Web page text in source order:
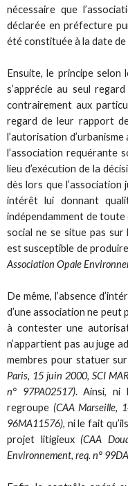
nécessaire que
déclarée en préfecture
été constituée à la date
Ensuite, le principe selon
s’apprécie au seul
contrairement aux
regard de leur rapport
l’autorisation
l’association requérante
lieu d’exécution de la
dès lors que
intérêt lui donnant
indépendamment de
social ne se situe pas
est susceptible de
Association Opale
De même, l’absence
d’une association ne peut
à contester une
n’appartient pas au juge
membres pour statuer
Paris, 15 juin 2000, SCI
n° 97PA02517). Ainsi, ni
regroupe (CAA Marseille,
96MA11576), ni le fait
projet litigieux (CAA
Environnement, req. n°